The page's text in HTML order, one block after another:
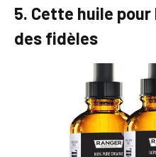
5. Cette huile
des fidèles